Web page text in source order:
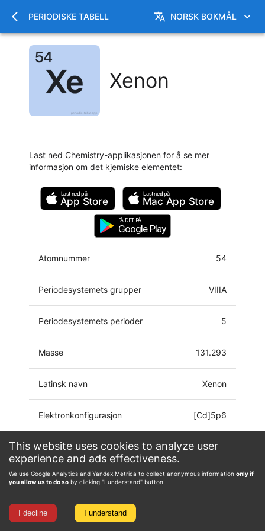
This website uses cookies to analyze user
experience and ads effectiveness.
We use Google Analytics and Yandex.Metrica to collect anonymous information only if
you allow us to do so by clicking "I understand" button.
I decline I understand
PERIODISKE TABELL NORSK BOKMÅL
Xenon
Last ned Chemistry-applikasjonen for å se mer
informasjon om det kjemiske elementet:
Last ned på
App Store
Last ned på
Mac App Store
FÅ DET PÅ
Google Play
Atomnummer 54
Periodesystemets grupper VIIIA
Periodesystemets perioder 5
Masse 131.293
Latinsk navn Xenon
Elektronkonfigurasjon [Cd]5p6
Oksidasjonstilstand 0, 1, 2, 4, 6, 8